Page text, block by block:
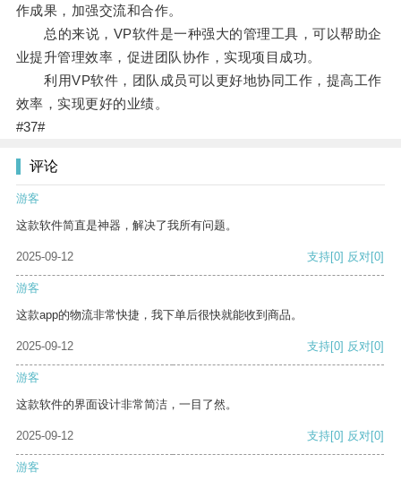
作成果，加强交流和合作。
总的来说，VP软件是一种强大的管理工具，可以帮助企
业提升管理效率，促进团队协作，实现项目成功。
利用VP软件，团队成员可以更好地协同工作，提高工作
效率，实现更好的业绩。
#37#
评论
游客
这款软件简直是神器，解决了我所有问题。
2025-09-12 支持[0] 反对[0]
游客
这款app的物流非常快捷，我下单后很快就能收到商品。
2025-09-12 支持[0] 反对[0]
游客
这款软件的界面设计非常简洁，一目了然。
2025-09-12 支持[0] 反对[0]
游客